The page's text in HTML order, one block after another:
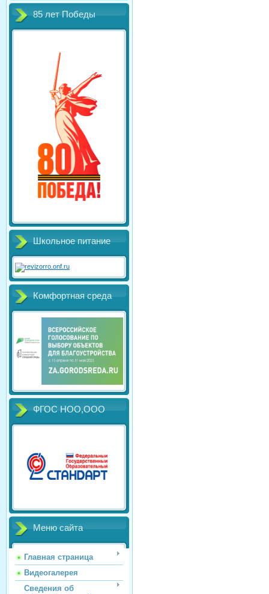
85 лет Победы
Школьное питание
Комфортная среда
ФГОС НОО,ООО
Меню сайта
Главная страница
Видеогалерея
Сведения об